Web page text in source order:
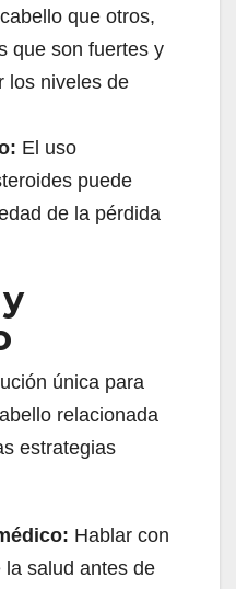
que otros,
que son fuertes y
los niveles de
El uso
puede
de la pérdida
única para
relacionada
estrategias
Hablar con
la salud antes de